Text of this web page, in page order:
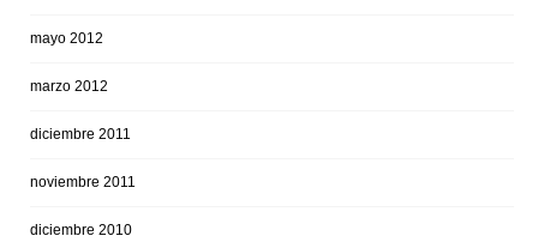
mayo 2012
marzo 2012
diciembre 2011
noviembre 2011
diciembre 2010